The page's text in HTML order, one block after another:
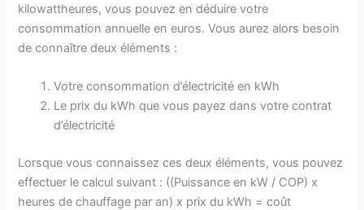
kilowattheures, vous pouvez en déduire votre
consommation annuelle en euros. Vous aurez alors besoin
de connaître deux éléments :
Votre consommation d’électricité en kWh
Le prix du kWh que vous payez dans votre contrat
d’électricité
Lorsque vous connaissez ces deux éléments, vous pouvez
effectuer le calcul suivant : ((Puissance en kW / COP) x
heures de chauffage par an) x prix du kWh = coût